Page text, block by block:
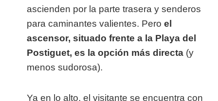
ascienden por la parte trasera y senderos
para caminantes valientes. Pero el
ascensor, situado frente a la Playa del
Postiguet, es la opción más directa (y
menos sudorosa).
Ya en lo alto, el visitante se encuentra con